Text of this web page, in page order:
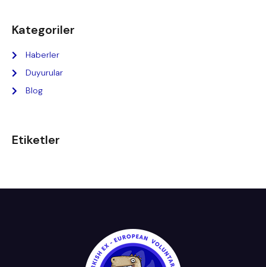
Kategoriler
Haberler
Duyurular
Blog
Etiketler